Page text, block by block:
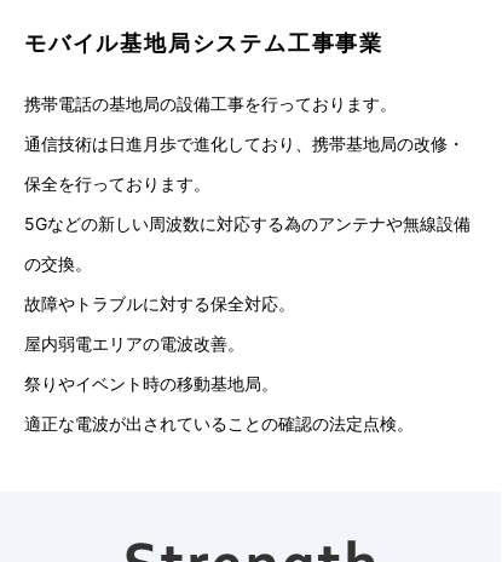
モバイル基地局システム工事事業
携帯電話の基地局の設備工事を行っております。
通信技術は日進月歩で進化しており、携帯基地局の改修・
保全を行っております。
5Gなどの新しい周波数に対応する為のアンテナや無線設備
の交換。
故障やトラブルに対する保全対応。
屋内弱電エリアの電波改善。
祭りやイベント時の移動基地局。
適正な電波が出されていることの確認の法定点検。